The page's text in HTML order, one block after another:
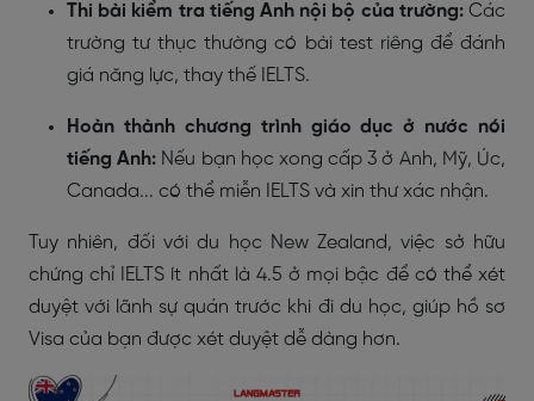
Thi bài kiểm tra tiếng Anh nội bộ của trường:Các
trường tư thục thường có bài test riêng để đánh
giá năng lực, thay thế IELTS.
Hoàn thành chương trình giáo dục ở nước nói
tiếng Anh: Nếu bạn học xong cấp 3 ở Anh, Mỹ, Úc,
Canada... có thể miễn IELTS và xin thư xác nhận.
Tuy nhiên, đối với du học New Zealand, việc sở hữu
chứng chỉ IELTS ít nhất là 4.5 ở mọi bậc để có thể xét
duyệt với lãnh sự quán trước khi đi du học, giúp hồ sơ
Visa của bạn được xét duyệt dễ dàng hơn.